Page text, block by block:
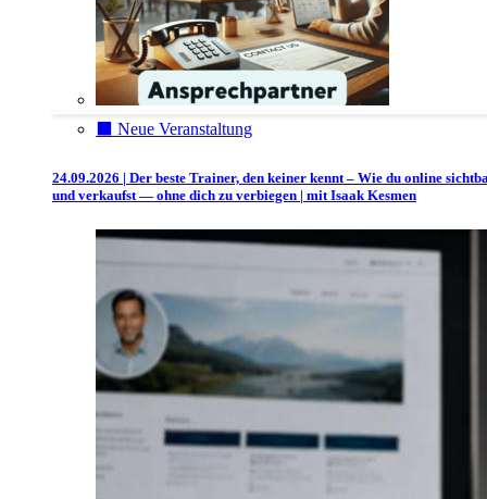
⬛️ Neue Veranstaltung
24.09.2026 | Der beste Trainer, den keiner kennt – Wie du online
und verkaufst — ohne dich zu verbiegen | mit Isaak Kesmen